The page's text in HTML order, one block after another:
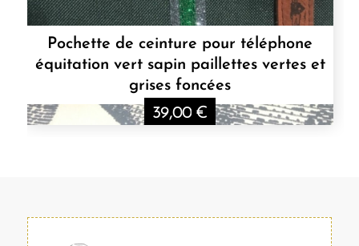
Pochette de ceinture pour téléphone
équitation vert sapin paillettes vertes et
grises foncées
39,00 €